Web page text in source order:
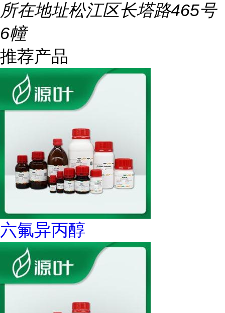
所在地址松江区长塔路465号
6幢
推荐产品
六氟异丙醇